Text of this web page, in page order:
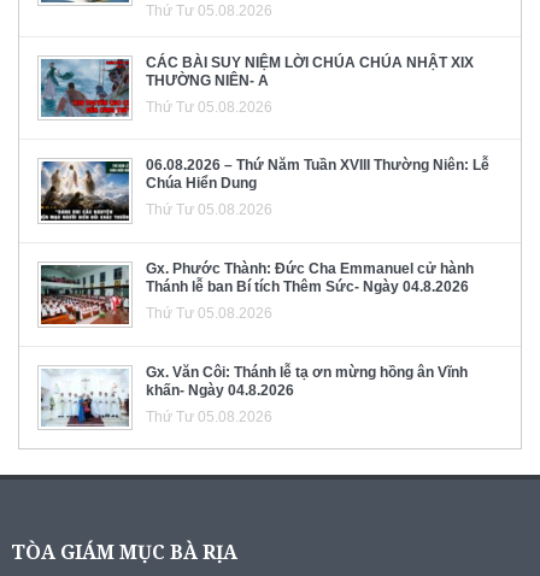
Thứ Tư 05.08.2026
CÁC BÀI SUY NIỆM LỜI CHÚA CHÚA NHẬT XIX
THƯỜNG NIÊN- A
Thứ Tư 05.08.2026
06.08.2026 – Thứ Năm Tuần XVIII Thường Niên: Lễ
Chúa Hiển Dung
Thứ Tư 05.08.2026
Gx. Phước Thành: Đức Cha Emmanuel cử hành
Thánh lễ ban Bí tích Thêm Sức- Ngày 04.8.2026
Thứ Tư 05.08.2026
Gx. Văn Côi: Thánh lễ tạ ơn mừng hồng ân Vĩnh
khấn- Ngày 04.8.2026
Thứ Tư 05.08.2026
TÒA GIÁM MỤC BÀ RỊA